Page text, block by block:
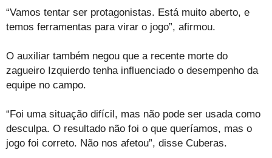
“Vamos tentar ser protagonistas. Está muito aberto, e
temos ferramentas para virar o jogo”, afirmou.
O auxiliar também negou que a recente morte do
zagueiro Izquierdo tenha influenciado o desempenho da
equipe no campo.
“Foi uma situação difícil, mas não pode ser usada como
desculpa. O resultado não foi o que queríamos, mas o
jogo foi correto. Não nos afetou”, disse Cuberas.